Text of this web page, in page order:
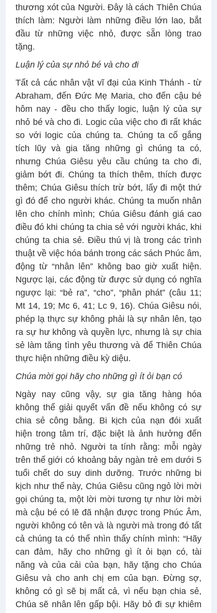
thương xót của Người. Đây là cách Thiên Chúa
thích làm: Người làm những điều lớn lao, bắt
đầu từ những việc nhỏ, được sẵn lòng trao
tặng.
Luận lý của sự nhỏ bé và cho đi
Tất cả các nhân vật vĩ đại của Kinh Thánh - từ
Abraham, đến Đức Mẹ Maria, cho đến cậu bé
hôm nay - đều cho thấy logic, luận lý của sự
nhỏ bé và cho đi. Logic của việc cho đi rất khác
so với logic của chúng ta. Chúng ta cố gắng
tích lũy và gia tăng những gì chúng ta có,
nhưng Chúa Giêsu yêu cầu chúng ta cho đi,
giảm bớt đi. Chúng ta thích thêm, thích được
thêm; Chúa Giêsu thích trừ bớt, lấy đi một thứ
gì đó để cho người khác. Chúng ta muốn nhân
lên cho chính mình; Chúa Giêsu đánh giá cao
điều đó khi chúng ta chia sẻ với người khác, khi
chúng ta chia sẻ. Điều thú vị là trong các trình
thuật về việc hóa bánh trong các sách Phúc âm,
động từ “nhân lên” không bao giờ xuất hiện.
Ngược lại, các động từ được sử dụng có nghĩa
ngược lại: “bẻ ra”, “cho”, “phân phát” (câu 11;
Mt 14, 19; Mc 6, 41; Lc 9, 16). Chúa Giêsu nói,
phép lạ thực sự không phải là sự nhân lên, tạo
ra sự hư không và quyền lực, nhưng là sự chia
sẻ làm tăng tình yêu thương và để Thiên Chúa
thực hiện những điều kỳ diệu.
Chúa mời gọi hãy cho những gì ít ỏi bạn có
Ngày nay cũng vậy, sự gia tăng hàng hóa
không thể giải quyết vấn đề nếu không có sự
chia sẻ công bằng. Bi kịch của nạn đói xuất
hiện trong tâm trí, đặc biệt là ảnh hưởng đến
những trẻ nhỏ. Người ta tính rằng: mỗi ngày
trên thế giới có khoảng bảy ngàn trẻ em dưới 5
tuổi chết do suy dinh dưỡng. Trước những bi
kịch như thế này, Chúa Giêsu cũng ngỏ lời mời
gọi chúng ta, một lời mời tương tự như lời mời
mà cậu bé có lẽ đã nhận được trong Phúc Âm,
người không có tên và là người mà trong đó tất
cả chúng ta có thể nhìn thấy chính mình: “Hãy
can đảm, hãy cho những gì ít ỏi bạn có, tài
năng và của cải của bạn, hãy tặng cho Chúa
Giêsu và cho anh chị em của bạn. Đừng sợ,
không có gì sẽ bị mất cả, vì nếu bạn chia sẻ,
Chúa sẽ nhân lên gấp bội. Hãy bỏ đi sự khiêm